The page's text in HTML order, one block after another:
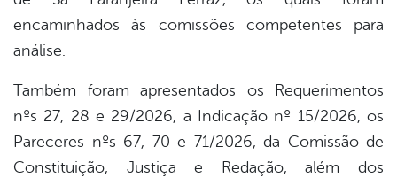
encaminhados às comissões competentes para
análise.
Também foram apresentados os Requerimentos
nºs 27, 28 e 29/2026, a Indicação nº 15/2026, os
Pareceres nºs 67, 70 e 71/2026, da Comissão de
Constituição, Justiça e Redação, além dos